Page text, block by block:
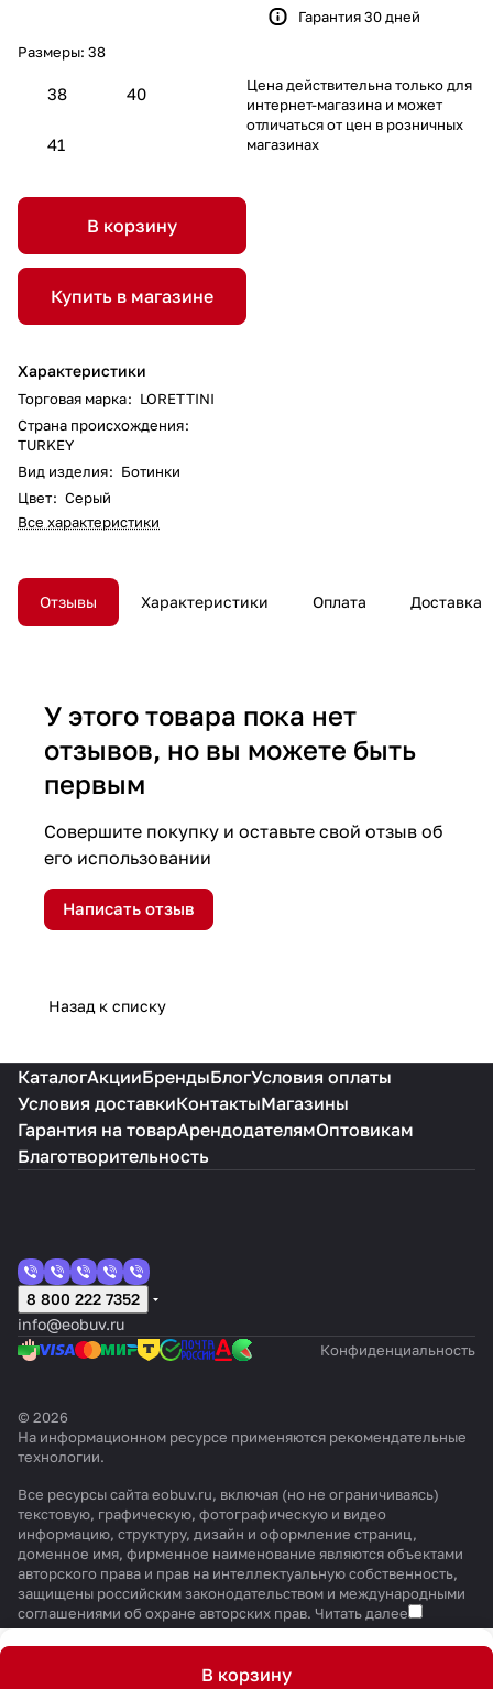
Размеры: 38
38 40
41
В корзину
Купить в магазине
Характеристики
Торговая марка: LORETTINI
Страна происхождения:
TURKEY
Вид изделия: Ботинки
Цвет: Серый
Все характеристики
Гарантия 30 дней
Цена действительна только для
интернет-магазина и может
отличаться от цен в розничных
магазинах
Отзывы Характеристики Оплата Доставка
У этого товара пока нет
отзывов, но вы можете быть
первым
Совершите покупку и оставьте свой отзыв об
его использовании
Написать отзыв
Назад к списку
В корзину
КаталогАкцииБрендыБлогУсловия оплаты
Условия доставкиКонтактыМагазины
Гарантия на товарАрендодателямОптовикам
Благотворительность
8 800 222 7352
info@eobuv.ru
Конфиденциальность
© 2026
На информационном ресурсе применяются рекомендательные
технологии.
Все ресурсы сайта eobuv.ru, включая (но не ограничиваясь)
текстовую, графическую, фотографическую и видео
информацию, структуру, дизайн и оформление страниц,
доменное имя, фирменное наименование являются объектами
авторского права и прав на интеллектуальную собственность,
защищены российским законодательством и международными
соглашениями об охране авторских прав. Читать далее